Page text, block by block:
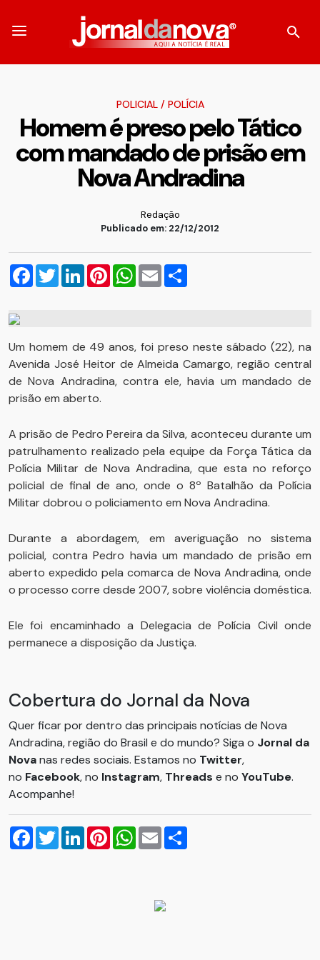
POLICIAL/ POLÍCIA
Homem é preso pelo Tático
com mandado de prisão em
Nova Andradina
Redação
Publicado em: 22/12/2012
Facebook
TwitterLinkedInPinterestWhatsApp
Email
Um homem de 49 anos, foi preso neste sábado (22), na
Avenida José Heitor de Almeida Camargo, região central
de Nova Andradina, contra ele, havia um mandado de
prisão em aberto.
A prisão de Pedro Pereira da Silva, aconteceu durante um
patrulhamento realizado pela equipe da Força Tática da
Polícia Militar de Nova Andradina, que esta no reforço
policial de final de ano, onde o 8º Batalhão da Polícia
Militar dobrou o policiamento em Nova Andradina.
Durante a abordagem, em averiguação no sistema
policial, contra Pedro havia um mandado de prisão em
aberto expedido pela comarca de Nova Andradina, onde
o processo corre desde 2007, sobre violência doméstica.
Ele foi encaminhado a Delegacia de Polícia Civil onde
permanece a disposição da Justiça.
Cobertura do Jornal da Nova
Quer ficar por dentro das principais notícias de Nova
Andradina, região do Brasil e do mundo? Siga o Jornal da
Novanas redes sociais. Estamos no Twitter,
no Facebook, no Instagram, Threads e no YouTube.
Acompanhe!
Facebook
TwitterLinkedInPinterestWhatsApp
Email